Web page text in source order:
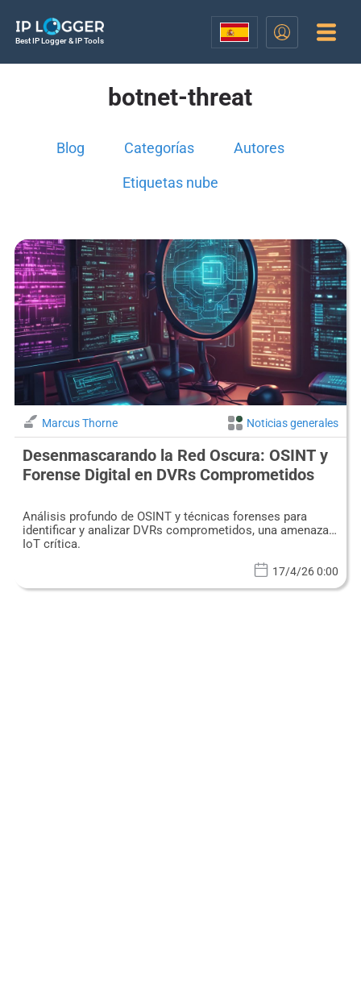
Best IP Logger & IP Tools
botnet-threat
Blog Categorías Autores
Etiquetas nube
Marcus Thorne Noticias generales
Desenmascarando la Red Oscura: OSINT y
Forense Digital en DVRs Comprometidos
Análisis profundo de OSINT y técnicas forenses para
identificar y analizar DVRs comprometidos, una amenaza
IoT crítica.
17/4/26 0:00